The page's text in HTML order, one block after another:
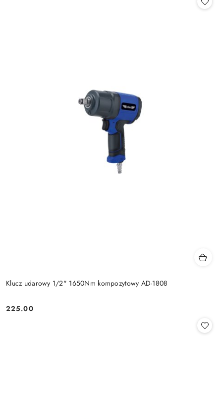
Klucz udarowy 1/2" 1650Nm kompozytowy AD-1808
Cena:
225.00